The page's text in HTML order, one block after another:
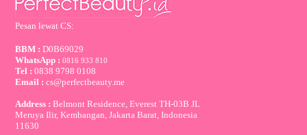
Pesan lewat CS:
BBM : D0B69029
WhatsApp :0816 933 810
Tel :0838 9798 0108
Email :cs@perfectbeauty.me
Address : Belmont Residence, Everest TH-03B JL
Meruya Ilir, Kembangan, Jakarta Barat, Indonesia
11630